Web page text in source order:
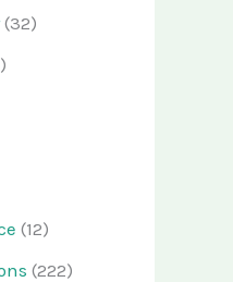
(32)
(12)
(222)